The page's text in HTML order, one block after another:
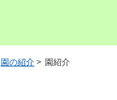
園の紹介 > 園紹介